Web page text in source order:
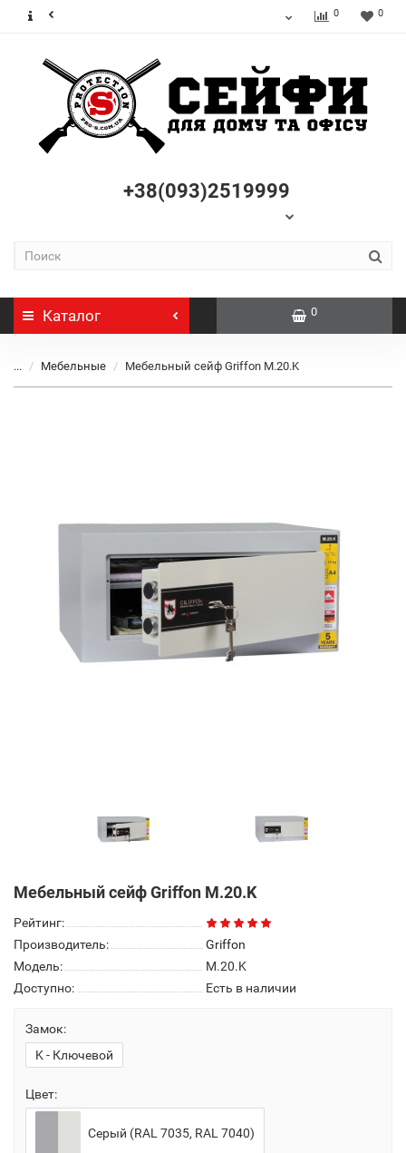
0 0
+38(093)2519999
Каталог 0
... Мебельные Мебельный сейф Griffon M.20.K
Мебельный сейф Griffon M.20.K
Рейтинг:
Производитель:
Griffon
Модель:
M.20.K
Доступно:
Есть в наличии
Замок:
K - Ключевой
Цвет:
Серый (RAL 7035, RAL 7040)